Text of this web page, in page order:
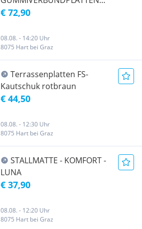
KAUTSCHUK
€ 72,90
08.08. - 14:20 Uhr
8075 Hart bei Graz
Terrassenplatten FS-
Kautschuk rotbraun
€ 44,50
08.08. - 12:30 Uhr
8075 Hart bei Graz
STALLMATTE - KOMFORT -
LUNA
€ 37,90
08.08. - 12:20 Uhr
8075 Hart bei Graz